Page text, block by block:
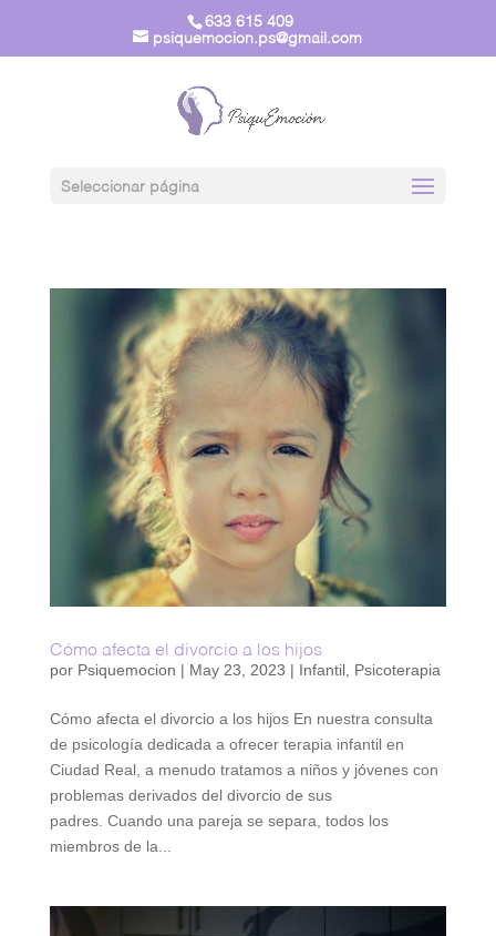
633 615 409
psiquemocion.ps@gmail.com
Seleccionar página
Cómo afecta el divorcio a los hijos
por Psiquemocion | May 23, 2023 | Infantil, Psicoterapia
Cómo afecta el divorcio a los hijos En nuestra consulta
de psicología dedicada a ofrecer terapia infantil en
Ciudad Real, a menudo tratamos a niños y jóvenes con
problemas derivados del divorcio de sus
padres. Cuando una pareja se separa, todos los
miembros de la...